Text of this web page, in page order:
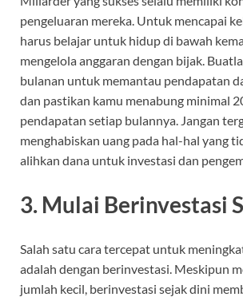
pengeluaran mereka. Untuk mencapai
harus belajar untuk hidup di bawah
mengelola anggaran dengan bijak.
bulanan untuk memantau pendapatan
dan pastikan kamu menabung minimal
pendapatan setiap bulannya. Jangan
menghabiskan uang pada hal-hal yang
alihkan dana untuk investasi dan
3. Mulai Berinvestasi
Salah satu cara tercepat untuk
adalah dengan berinvestasi. Meskipun
jumlah kecil, berinvestasi sejak dini